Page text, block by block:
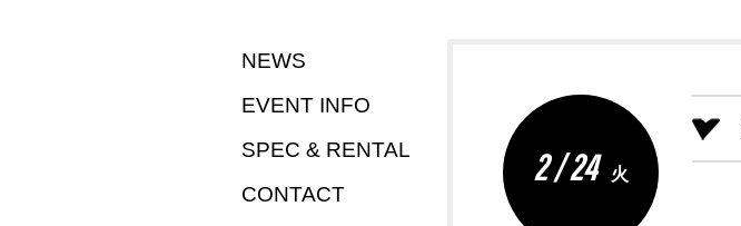
NEWS
EVENT INFO
SPEC & RENTAL
CONTACT
2 / 24 火